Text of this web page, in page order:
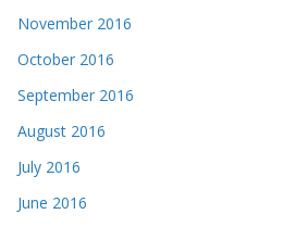
November 2016
October 2016
September 2016
August 2016
July 2016
June 2016